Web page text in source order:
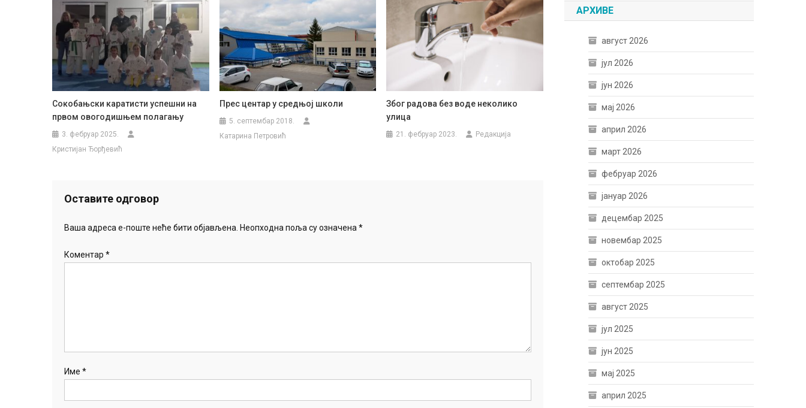
Сокобањски каратисти успешни на
првом овогодишњем полагању
3. фебруар 2025.
Кристијан Ђорђевић
Прес центар у средњој школи
5. септембар 2018.
Катарина Петровић
Због радова без воде неколико
улица
21. фебруар 2023. Редакција
Оставите одговор
Ваша адреса е-поште неће бити објављена. Неопходна поља су означена*
Коментар *
Име *
АРХИВЕ
август 2026
јул 2026
јун 2026
мај 2026
април 2026
март 2026
фебруар 2026
јануар 2026
децембар 2025
новембар 2025
октобар 2025
септембар 2025
август 2025
јул 2025
јун 2025
мај 2025
април 2025